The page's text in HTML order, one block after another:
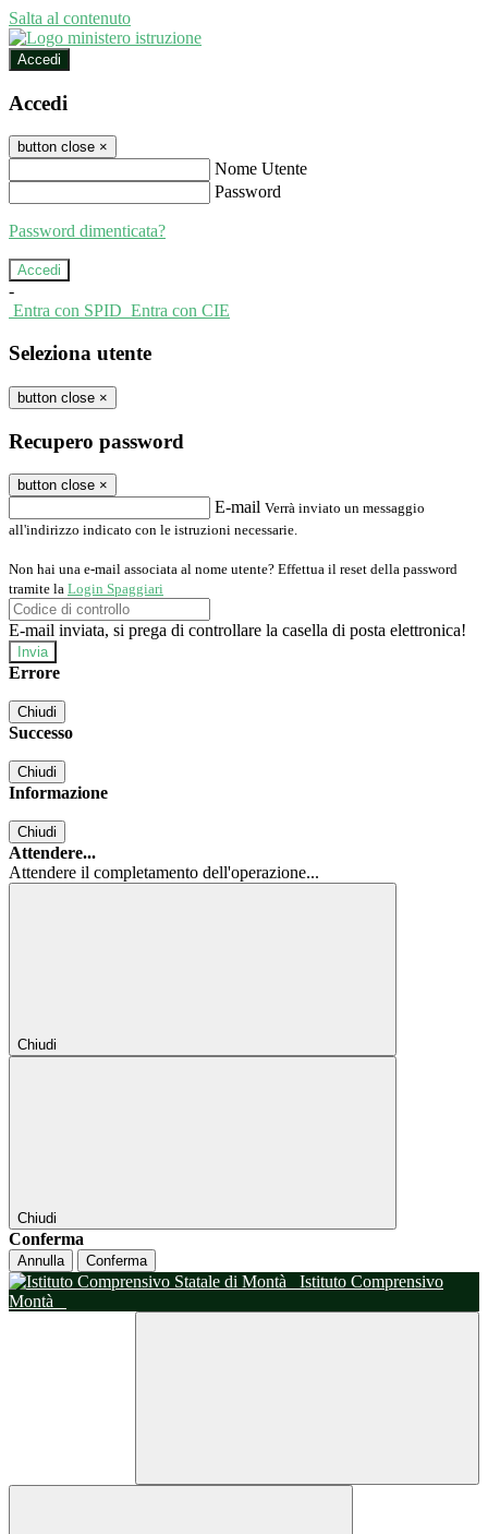
Salta al contenuto
Accedi
Accedi
button close ×
Nome Utente
Password
Password dimenticata?
-
Entra con SPID Entra con CIE
Seleziona utente
button close ×
Recupero password
button close ×
E-mail Verrà inviato un messaggio
all'indirizzo indicato con le istruzioni necessarie.
Non hai una e-mail associata al nome utente? Effettua il reset della password
tramite la Login Spaggiari
E-mail inviata, si prega di controllare la casella di posta elettronica!
Errore
Chiudi
Successo
Chiudi
Informazione
Chiudi
Attendere...
Attendere il completamento dell'operazione...
Chiudi
Chiudi
Conferma
Annulla Conferma
Istituto Comprensivo
Montà